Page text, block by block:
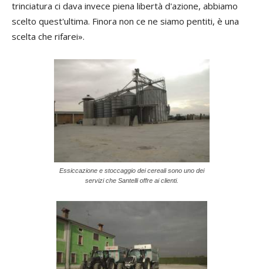
trinciatura ci dava invece piena libertà d'azione, abbiamo
scelto quest'ultima. Finora non ce ne siamo pentiti, è una
scelta che rifarei».
Essiccazione e stoccaggio dei cereali sono uno dei
servizi che Santelli offre ai clienti.